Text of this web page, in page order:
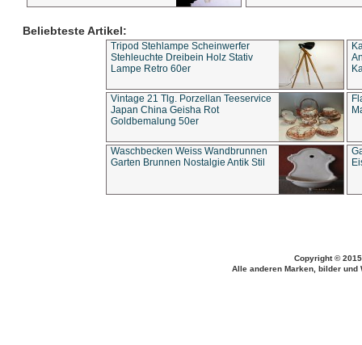
Beliebteste Artikel:
Tripod Stehlampe Scheinwerfer
Stehleuchte Dreibein Holz Stativ
Lampe Retro 60er
Vintage 21 Tlg. Porzellan Teeservice
Japan China Geisha Rot
Goldbemalung 50er
Waschbecken Weiss Wandbrunnen
Garten Brunnen Nostalgie Antik Stil
Copyright ©
Alle anderen Marken, bilder und